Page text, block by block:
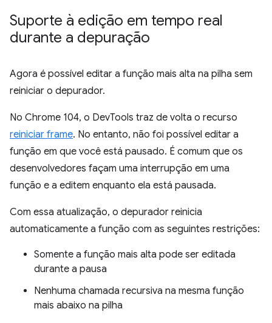
Suporte à edição em tempo real
durante a depuração
Agora é possível editar a função mais alta na pilha sem
reiniciar o depurador.
No Chrome 104, o DevTools traz de volta o recurso
reiniciar frame. No entanto, não foi possível editar a
função em que você está pausado. É comum que os
desenvolvedores façam uma interrupção em uma
função e a editem enquanto ela está pausada.
Com essa atualização, o depurador reinicia
automaticamente a função com as seguintes restrições:
Somente a função mais alta pode ser editada
durante a pausa
Nenhuma chamada recursiva na mesma função
mais abaixo na pilha